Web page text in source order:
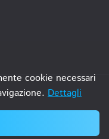
cookie necessari
Dettagli